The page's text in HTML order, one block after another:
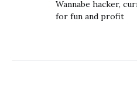
Wannabe hacker,
for fun and profit